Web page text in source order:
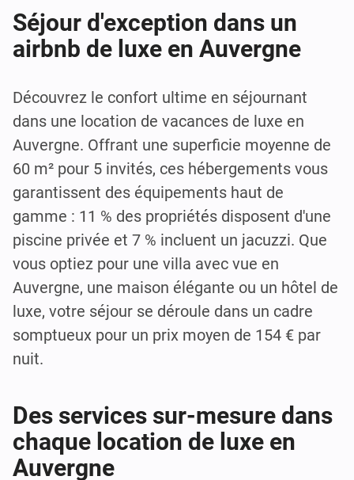
Séjour d'exception dans un
airbnb de luxe en Auvergne
Découvrez le confort ultime en séjournant
dans une location de vacances de luxe en
Auvergne. Offrant une superficie moyenne de
60 m² pour 5 invités, ces hébergements vous
garantissent des équipements haut de
gamme : 11 % des propriétés disposent d'une
piscine privée et 7 % incluent un jacuzzi. Que
vous optiez pour une villa avec vue en
Auvergne, une maison élégante ou un hôtel de
luxe, votre séjour se déroule dans un cadre
somptueux pour un prix moyen de 154 € par
nuit.
Des services sur-mesure dans
chaque location de luxe en
Auvergne